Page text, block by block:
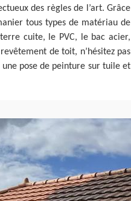
des règles de l’art. Grâce
tous types de matériau de
cuite, le PVC, le bac acier,
de toit, n’hésitez pas
pose de peinture sur tuile et